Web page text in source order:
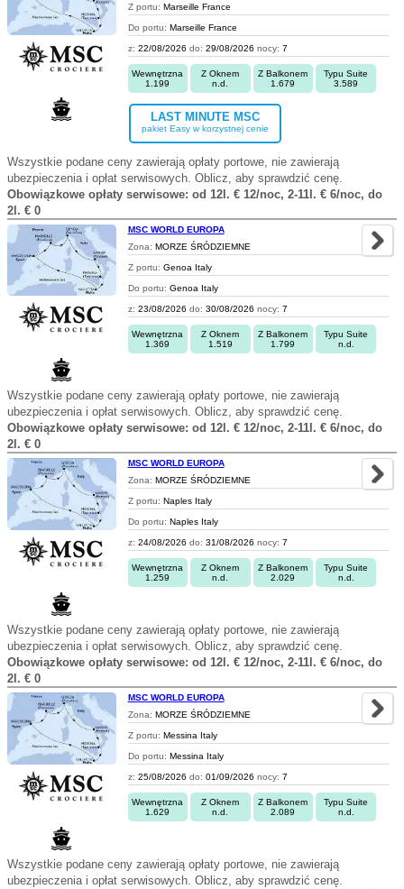
Z portu: Marseille France
Do portu: Marseille France
z: 22/08/2026 do: 29/08/2026 nocy: 7
Wewnętrzna
1.199
Z Oknem
n.d.
Z Balkonem
1.679
Typu Suite
3.589
LAST MINUTE MSC
pakiet Easy w korzystnej cenie
Wszystkie podane ceny zawierają opłaty portowe, nie zawierają
ubezpieczenia i opłat serwisowych. Oblicz, aby sprawdzić cenę.
Obowiązkowe opłaty serwisowe: od 12l. € 12/noc, 2-11l. € 6/noc, do
2l. € 0
MSC WORLD EUROPA
Zona: MORZE ŚRÓDZIEMNE
Z portu: Genoa Italy
Do portu: Genoa Italy
z: 23/08/2026 do: 30/08/2026 nocy: 7
Wewnętrzna
1.369
Z Oknem
1.519
Z Balkonem
1.799
Typu Suite
n.d.
Wszystkie podane ceny zawierają opłaty portowe, nie zawierają
ubezpieczenia i opłat serwisowych. Oblicz, aby sprawdzić cenę.
Obowiązkowe opłaty serwisowe: od 12l. € 12/noc, 2-11l. € 6/noc, do
2l. € 0
MSC WORLD EUROPA
Zona: MORZE ŚRÓDZIEMNE
Z portu: Naples Italy
Do portu: Naples Italy
z: 24/08/2026 do: 31/08/2026 nocy: 7
Wewnętrzna
1.259
Z Oknem
n.d.
Z Balkonem
2.029
Typu Suite
n.d.
Wszystkie podane ceny zawierają opłaty portowe, nie zawierają
ubezpieczenia i opłat serwisowych. Oblicz, aby sprawdzić cenę.
Obowiązkowe opłaty serwisowe: od 12l. € 12/noc, 2-11l. € 6/noc, do
2l. € 0
MSC WORLD EUROPA
Zona: MORZE ŚRÓDZIEMNE
Z portu: Messina Italy
Do portu: Messina Italy
z: 25/08/2026 do: 01/09/2026 nocy: 7
Wewnętrzna
1.629
Z Oknem
n.d.
Z Balkonem
2.089
Typu Suite
n.d.
Wszystkie podane ceny zawierają opłaty portowe, nie zawierają
ubezpieczenia i opłat serwisowych. Oblicz, aby sprawdzić cenę.